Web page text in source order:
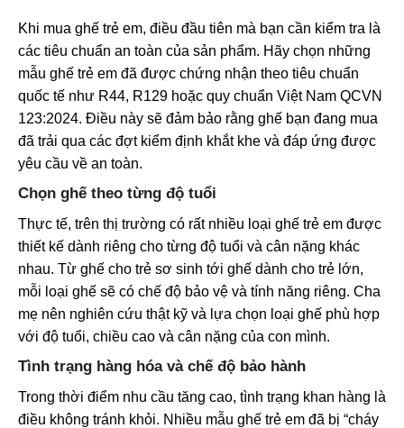
Khi mua ghế trẻ em, điều đầu tiên mà bạn cần kiểm tra là
các tiêu chuẩn an toàn của sản phẩm. Hãy chọn những
mẫu ghế trẻ em đã được chứng nhận theo tiêu chuẩn
quốc tế như R44, R129 hoặc quy chuẩn Việt Nam QCVN
123:2024. Điều này sẽ đảm bảo rằng ghế bạn đang mua
đã trải qua các đợt kiểm định khắt khe và đáp ứng được
yêu cầu về an toàn.
Chọn ghế theo từng độ tuổi
Thực tế, trên thị trường có rất nhiều loại ghế trẻ em được
thiết kế dành riêng cho từng độ tuổi và cân nặng khác
nhau. Từ ghế cho trẻ sơ sinh tới ghế dành cho trẻ lớn,
mỗi loại ghế sẽ có chế độ bảo vệ và tính năng riêng. Cha
mẹ nên nghiên cứu thật kỹ và lựa chọn loại ghế phù hợp
với độ tuổi, chiều cao và cân nặng của con mình.
Tình trạng hàng hóa và chế độ bảo hành
Trong thời điểm nhu cầu tăng cao, tình trạng khan hàng là
điều không tránh khỏi. Nhiều mẫu ghế trẻ em đã bị “cháy